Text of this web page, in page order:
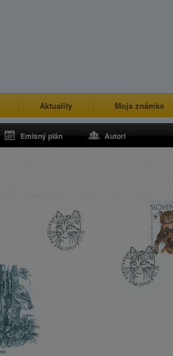
Aktuality Moja známka
Emisný plán Autori